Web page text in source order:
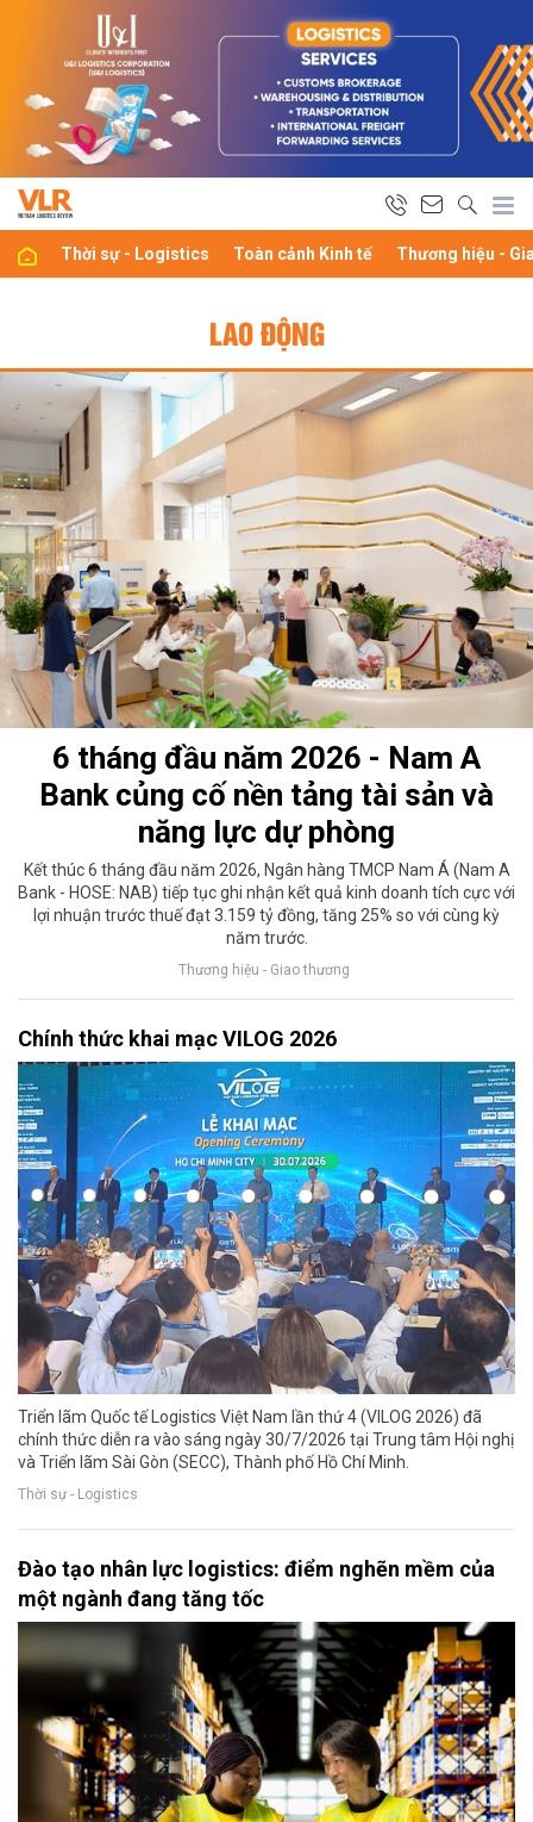
Thời sự - Logistics Toàn cảnh Kinh tế Thương hiệu -
LAO ĐỘNG
6 tháng đầu năm 2026 - Nam A
Bank củng cố nền tảng tài sản và
năng lực dự phòng
Kết thúc 6 tháng đầu năm 2026, Ngân hàng TMCP Nam Á (Nam A
Bank - HOSE: NAB) tiếp tục ghi nhận kết quả kinh doanh tích cực với
lợi nhuận trước thuế đạt 3.159 tỷ đồng, tăng 25% so với cùng kỳ
năm trước.
Thương hiệu - Giao thương
Chính thức khai mạc VILOG 2026
Triển lãm Quốc tế Logistics Việt Nam lần thứ 4 (VILOG 2026) đã
chính thức diễn ra vào sáng ngày 30/7/2026 tại Trung tâm Hội nghị
và Triển lãm Sài Gòn (SECC), Thành phố Hồ Chí Minh.
Thời sự - Logistics
Đào tạo nhân lực logistics: điểm nghẽn mềm của
một ngành đang tăng tốc